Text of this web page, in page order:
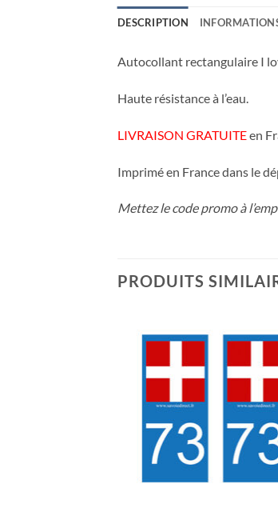
DESCRIPTION
Autocollant rectangulaire I
Haute résistance à l’eau.
LIVRAISON GRATUITEen
Imprimé en France dans le
Mettez le code promo à
PRODUITS